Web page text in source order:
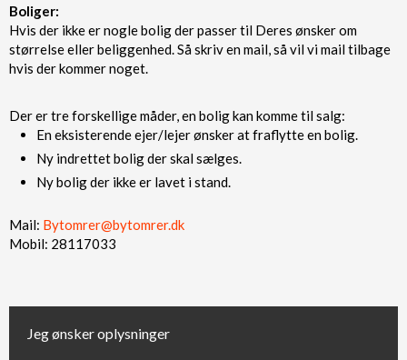
Boliger:
Hvis der ikke er nogle bolig der passer til Deres ønsker om
størrelse eller beliggenhed. Så skriv en mail, så vil vi mail tilbage
hvis der kommer noget.
Der er tre forskellige måder, en bolig kan komme til salg:
En eksisterende ejer/lejer ønsker at fraflytte en bolig.
Ny indrettet bolig der skal sælges.
Ny bolig der ikke er lavet i stand.
Mail: Bytomrer@bytomrer.dk
Mobil: 28117033​
Jeg ønsker oplysninger